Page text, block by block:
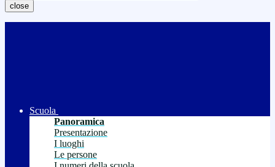
close
Scuola
Panoramica
Presentazione
I luoghi
Le persone